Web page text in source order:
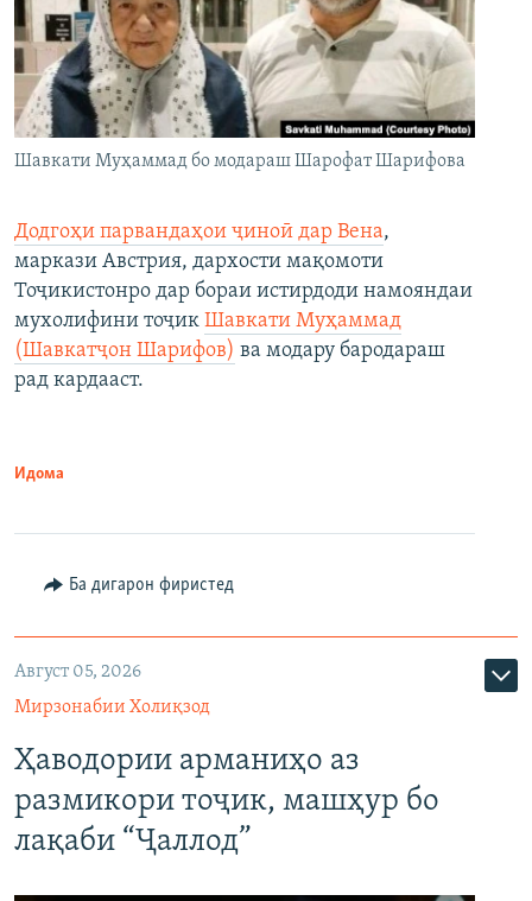
Шавкати Муҳаммад бо модараш Шарофат Шарифова
Додгоҳи парвандаҳои ҷиноӣ дар Вена,
маркази Австрия, дархости мақомоти
Тоҷикистонро дар бораи истирдоди намояндаи
мухолифини тоҷик Шавкати Муҳаммад
(Шавкатҷон Шарифов) ва модару бародараш
рад кардааст.
Идома
Ба дигарон фиристед
Август 05, 2026
Мирзонабии Холиқзод
Ҳаводории арманиҳо аз
размикори тоҷик, машҳур бо
лақаби “Ҷаллод”